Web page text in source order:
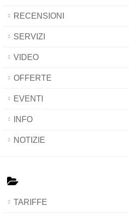
RECENSIONI
SERVIZI
VIDEO
OFFERTE
EVENTI
INFO
NOTIZIE
TARIFFE